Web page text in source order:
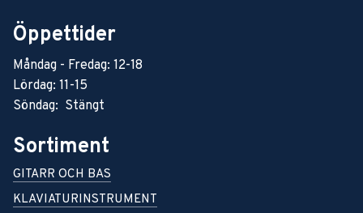
Öppettider
Måndag - Fredag: 12-18
Lördag: 11-15
Söndag: Stängt
Sortiment
GITARR OCH BAS
KLAVIATURINSTRUMENT